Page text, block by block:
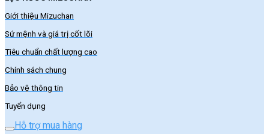
Giới thiệu Mizuchan
Sứ mệnh và giá trị cốt lõi
Tiêu chuẩn chất lượng cao
Chính sách chung
Bảo vệ thông tin
Tuyển dụng
Hỗ trợ mua hàng